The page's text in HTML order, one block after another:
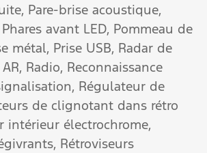
Pare-brise acoustique,
Phares avant LED, Pommeau de
métal, Prise USB, Radar de
Radio, Reconnaissance
Régulateur de
de clignotant dans rétro
intérieur électrochrome,
Rétroviseurs